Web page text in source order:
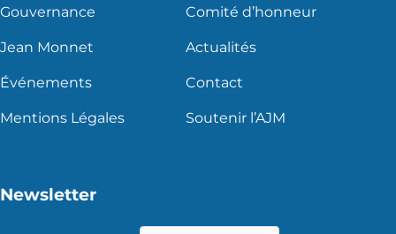
Gouvernance Comité d’honneur
Jean Monnet Actualités
Événements Contact
Mentions Légales Soutenir l’AJM
Newsletter